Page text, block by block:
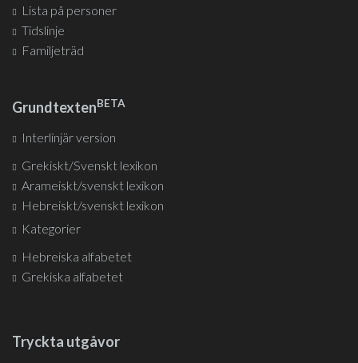
Lista på personer
Tidslinje
Familjeträd
GrundtextenBETA
Interlinjär version
Grekiskt/Svenskt lexikon
Arameiskt/svenskt lexikon
Hebreiskt/svenskt lexikon
Kategorier
Hebreiska alfabetet
Grekiska alfabetet
Tryckta utgåvor